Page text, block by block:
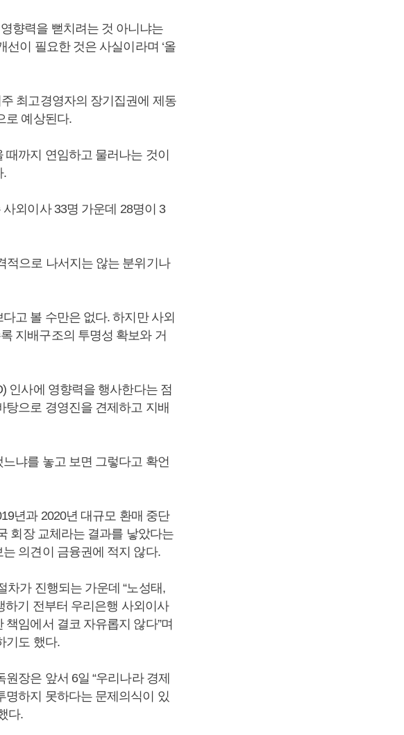
향력을 뻗치려는 것 아니냐는
선이 필요한 것은 사실이라며 ‘올
최고경영자의 장기집권에 제동
로 예상된다.
까지 연임하고 물러나는 것이
.
외이사 33명 가운데 28명이 3
적으로 나서지는 않는 분위기나
고 볼 수만은 없다. 하지만 사외
지배구조의 투명성 확보와 거
인사에 영향력을 행사한다는 점
으로 경영진을 견제하고 지배
냐를 놓고 보면 그렇다고 확언
년과 2020년 대규모 환매 중단
회장 교체라는 결과를 낳았다는
의견이 금융권에 적지 않다.
가 진행되는 가운데 “노성태,
하기 전부터 우리은행 사외이사
임에서 결코 자유롭지 않다”며
기도 했다.
장은 앞서 6일 “우리나라 경제
명하지 못하다는 문제의식이 있
다.